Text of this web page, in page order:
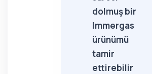
dolmuş bir
Immergas
ürünümü
tamir
ettirebilir